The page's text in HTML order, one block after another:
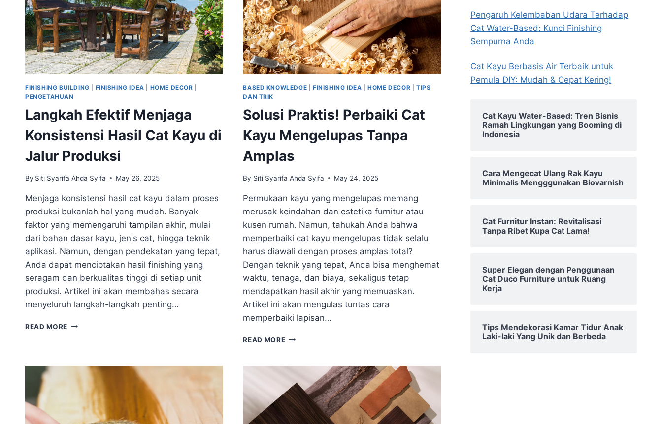
SEMPURNA
ANDA
FINISHING BUILDING FINISHING IDEA HOME DECOR
PENGETAHUAN
Langkah Efektif Menjaga
Konsistensi Hasil Cat Kayu di
Jalur Produksi
By Siti Syarifa Ahda Syifa May 26, 2025
Menjaga konsistensi hasil cat kayu dalam proses
produksi bukanlah hal yang mudah. Banyak
faktor yang memengaruhi tampilan akhir, mulai
dari bahan dasar kayu, jenis cat, hingga teknik
aplikasi. Namun, dengan pendekatan yang tepat,
Anda dapat menciptakan hasil finishing yang
seragam dan berkualitas tinggi di setiap unit
produksi. Artikel ini akan membahas secara
menyeluruh langkah-langkah penting…
READ MORE LANGKAH
HASIL
JALUR
PRODUKSI
BASED KNOWLEDGE |FINISHING IDEA |HOME DECOR
TIPS
DAN TRIK
Solusi Praktis! Perbaiki Cat
Kayu Mengelupas Tanpa
Amplas
By Siti Syarifa Ahda Syifa May 24, 2025
Permukaan kayu yang mengelupas memang
merusak keindahan dan estetika furnitur atau
kusen rumah. Namun, tahukah Anda bahwa
memperbaiki cat kayu mengelupas tidak selalu
harus diawali dengan proses amplas total?
Dengan teknik yang tepat, Anda bisa menghemat
waktu, tenaga, dan biaya, sekaligus tetap
mendapatkan hasil akhir yang memuaskan.
Artikel ini akan mengulas tuntas cara
memperbaiki lapisan…
READ MORESOLUSI
CAT
MENGELUPAS
TANPA
AMPLAS
Pengaruh Kelembaban Udara Terhadap
Cat Water-Based: Kunci Finishing
Sempurna Anda
Cat Kayu Berbasis Air Terbaik untuk
Pemula DIY: Mudah & Cepat Kering!
Cat Kayu Water-Based: Tren Bisnis
Ramah Lingkungan yang Booming di
Indonesia
Cara Mengecat Ulang Rak Kayu
Minimalis Mengggunakan Biovarnish
Cat Furnitur Instan: Revitalisasi
Tanpa Ribet Kupa Cat Lama!
Super Elegan dengan Penggunaan
Cat Duco Furniture untuk Ruang
Kerja
Tips Mendekorasi Kamar Tidur Anak
Laki-laki Yang Unik dan Berbeda